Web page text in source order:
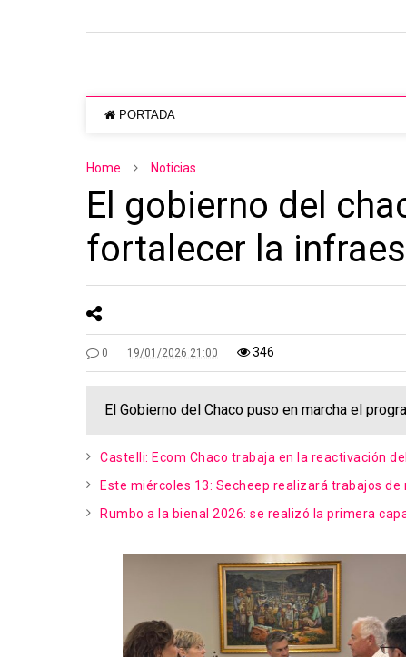
PORTADA
Home Noticias
El gobierno del
fortalecer la
0 19/01/2026 21:00 346
El Gobierno del Chaco puso en marcha el
Castelli: Ecom Chaco trabaja en la reactivación
Este miércoles 13: Secheep realizará trabajos
Rumbo a la bienal 2026: se realizó la primera